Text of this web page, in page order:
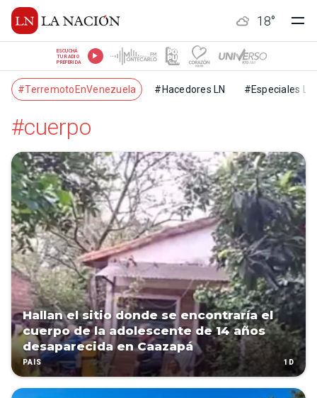
18°
ESCUCHÁ
TU RADIO
PREFERIDA
#TerremotoEnVenezuela #Hacedores LN #Especiales LN
#cuerpo
Hallan el sitio donde se encontraría el
cuerpo de la adolescente de 14 años
desaparecida en Caazapá
PAÍS 1D